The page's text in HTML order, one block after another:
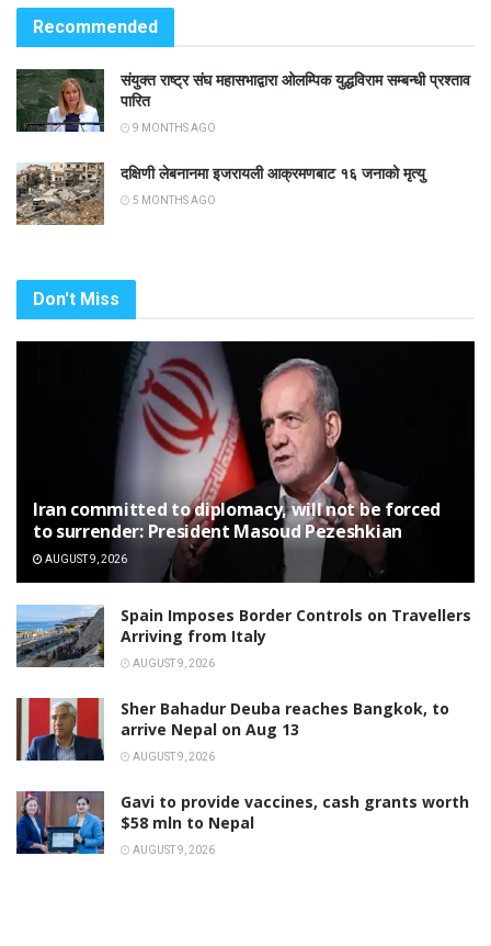
Recommended
संयुक्त राष्ट्र संघ महासभाद्वारा ओलम्पिक युद्धविराम सम्बन्धी प्रश्ताव
पारित
9 MONTHS AGO
दक्षिणी लेबनानमा इजरायली आक्रमणबाट १६ जनाको मृत्यु
5 MONTHS AGO
Don't Miss
Iran committed to diplomacy, will not be forced
to surrender: President Masoud Pezeshkian
AUGUST 9, 2026
Spain Imposes Border Controls on Travellers
Arriving from Italy
AUGUST 9, 2026
Sher Bahadur Deuba reaches Bangkok, to
arrive Nepal on Aug 13
AUGUST 9, 2026
Gavi to provide vaccines, cash grants worth
$58 mln to Nepal
AUGUST 9, 2026